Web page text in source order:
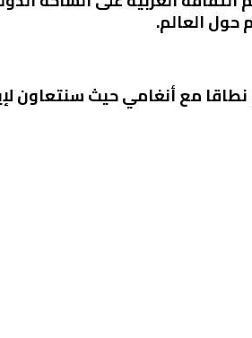
العالم.
مع أنغامي حيث سنتعاون